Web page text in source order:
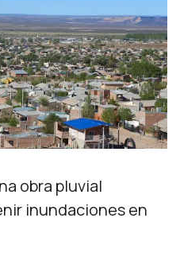
obra pluvial
inundaciones en